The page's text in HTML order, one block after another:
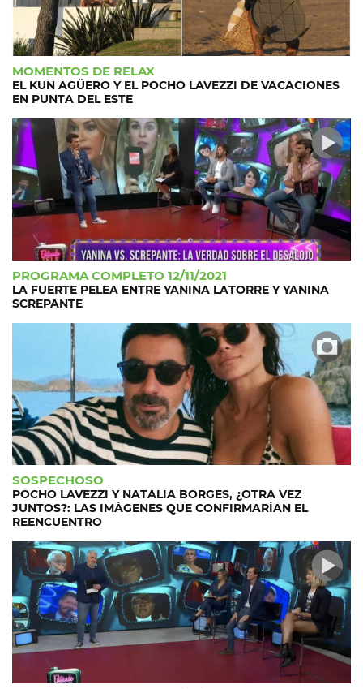
MOMENTOS DE RELAX
EL KUN AGÜERO Y EL POCHO LAVEZZI DE VACACIONES
EN PUNTA DEL ESTE
PROGRAMA COMPLETO 12/11/2021
LA FUERTE PELEA ENTRE YANINA LATORRE Y YANINA
SCREPANTE
SOSPECHOSO
POCHO LAVEZZI Y NATALIA BORGES, ¿OTRA VEZ
JUNTOS?: LAS IMÁGENES QUE CONFIRMARÍAN EL
REENCUENTRO